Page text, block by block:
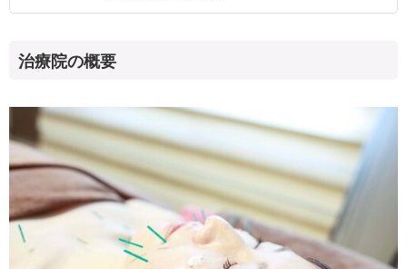
治療院の概要